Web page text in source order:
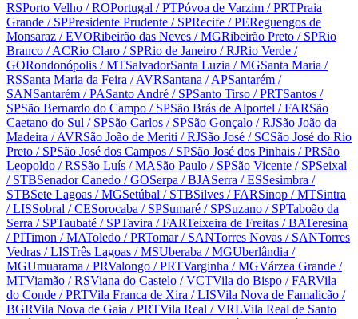
RSPorto Velho / ROPortugal / PTPóvoa de Varzim / PRTPraia
Grande / SPPresidente Prudente / SPRecife / PEReguengos de
Monsaraz / EVORibeirão das Neves / MGRibeirão Preto / SPRio
Branco / ACRio Claro / SPRio de Janeiro / RJRio Verde /
GORondonópolis / MTSalvadorSanta Luzia / MGSanta Maria /
RSSanta Maria da Feira / AVRSantana / APSantarém /
SANSantarém / PASanto André / SPSanto Tirso / PRTSantos /
SPSão Bernardo do Campo / SPSão Brás de Alportel / FARSão
Caetano do Sul / SPSão Carlos / SPSão Gonçalo / RJSão João da
Madeira / AVRSão João de Meriti / RJSão José / SCSão José do Rio
Preto / SPSão José dos Campos / SPSão José dos Pinhais / PRSão
Leopoldo / RSSão Luís / MASão Paulo / SPSão Vicente / SPSeixal
/ STBSenador Canedo / GOSerpa / BJASerra / ESSesimbra /
STBSete Lagoas / MGSetúbal / STBSilves / FARSinop / MTSintra
/ LISSobral / CESorocaba / SPSumaré / SPSuzano / SPTaboão da
Serra / SPTaubaté / SPTavira / FARTeixeira de Freitas / BATeresina
/ PITimon / MAToledo / PRTomar/ SANTorres Novas / SANTorres
Vedras / LISTrês Lagoas / MSUberaba / MGUberlândia /
MGUmuarama / PRValongo / PRTVarginha / MGVárzea Grande /
MTViamão / RSViana do Castelo / VCTVila do Bispo / FARVila
do Conde / PRTVila Franca de Xira / LISVila Nova de Famalicão /
BGRVila Nova de Gaia / PRTVila Real / VRLVila Real de Santo